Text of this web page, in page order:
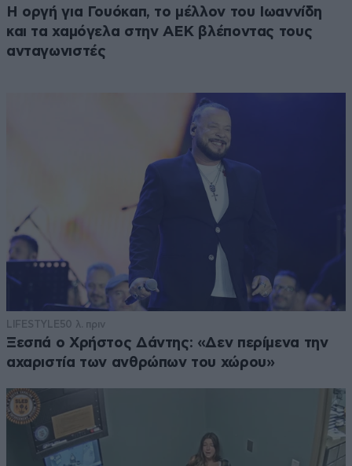
Η οργή για Γουόκαπ, το μέλλον του Ιωαννίδη
και τα χαμόγελα στην ΑΕΚ βλέποντας τους
ανταγωνιστές
LIFESTYLE50 λ. πριν
Ξεσπά ο Χρήστος Δάντης: «Δεν περίμενα την
αχαριστία των ανθρώπων του χώρου»